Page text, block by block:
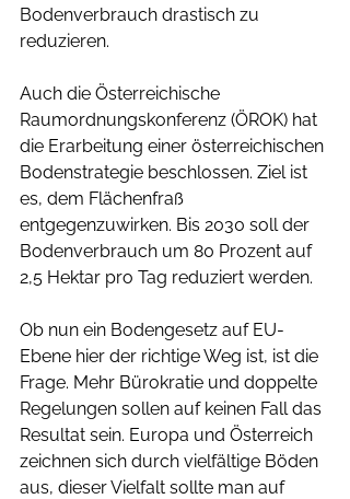
Bodenverbrauch drastisch zu
reduzieren.
Auch die Österreichische
Raumordnungskonferenz (ÖROK) hat
die Erarbeitung einer österreichischen
Bodenstrategie beschlossen. Ziel ist
es, dem Flächenfraß
entgegenzuwirken. Bis 2030 soll der
Bodenverbrauch um 80 Prozent auf
2,5 Hektar pro Tag reduziert werden.
Ob nun ein Bodengesetz auf EU-
Ebene hier der richtige Weg ist, ist die
Frage. Mehr Bürokratie und doppelte
Regelungen sollen auf keinen Fall das
Resultat sein. Europa und Österreich
zeichnen sich durch vielfältige Böden
aus, dieser Vielfalt sollte man auf